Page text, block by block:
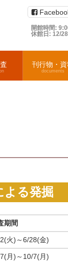
開館時間:
休館日: 12/
刊行物・
documents
よる発掘
期間
火)～6/28(金)
月)～10/7(月)